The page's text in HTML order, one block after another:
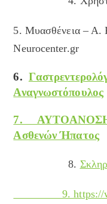
5. Μυασθένεια – Α.
Neurocenter.gr
6.
Αναγνωστόπουλος
7. ΑΥΤΟΑΝΟΣΗ
Ασθενών Ήπατος
8.
9. https://